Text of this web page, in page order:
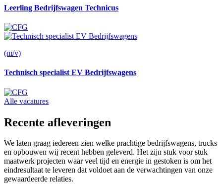
Leerling Bedrijfswagen Technicus
(m/v)
Technisch specialist EV Bedrijfswagens
Alle vacatures
Recente afleveringen
We laten graag iedereen zien welke prachtige bedrijfswagens, trucks
en opbouwen wij recent hebben geleverd. Het zijn stuk voor stuk
maatwerk projecten waar veel tijd en energie in gestoken is om het
eindresultaat te leveren dat voldoet aan de verwachtingen van onze
gewaardeerde relaties.